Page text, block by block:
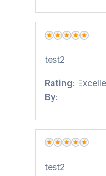
Excellent (5
test2
Rating:
By:
Excellent (5
test2